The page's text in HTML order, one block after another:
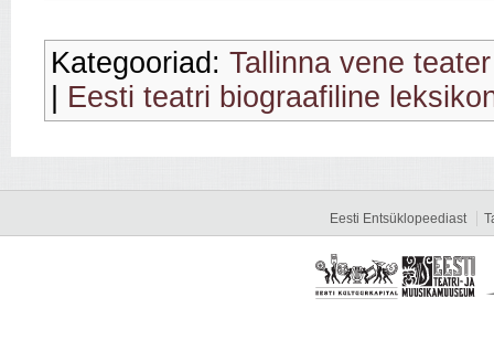
Kategooriad: Tallinna vene teater
Eesti teatri biograafiline
Eesti Entsüklopeediast